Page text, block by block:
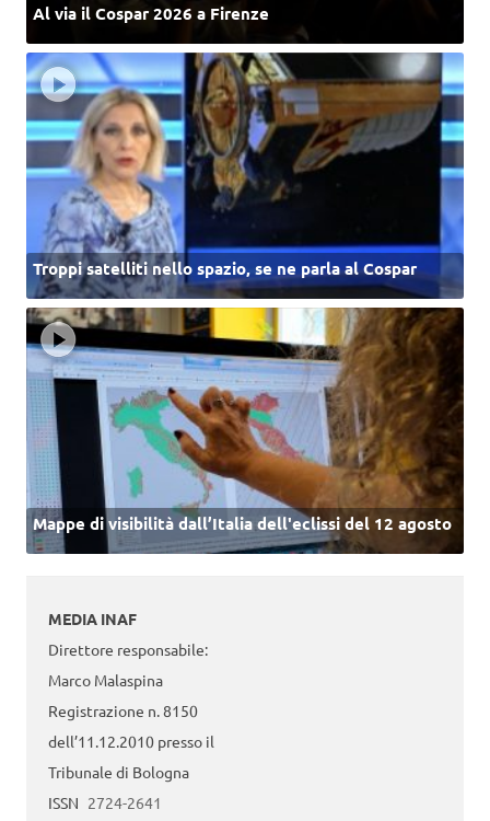
Al via il Cospar 2026 a Firenze
Troppi satelliti nello spazio, se ne parla al Cospar
Mappe di visibilità dall’Italia dell'eclissi del 12 agosto
MEDIA INAF
Direttore responsabile:
Marco Malaspina
Registrazione n. 8150
dell’11.12.2010 presso il
Tribunale di Bologna
ISSN 2724-2641